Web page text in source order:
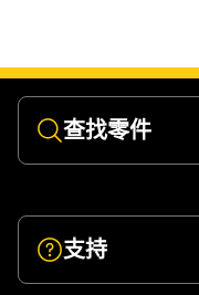
查找零件
支持